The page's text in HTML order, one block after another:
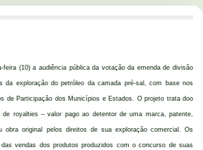
feira (10) a audiência pública da votação da emenda de divisão
da exploração do petróleo da camada pré-sal, com base nos
de Participação dos Municípios e Estados. O projeto trata doo
royalties – valor pago ao detentor de uma marca, patente,
obra original pelos direitos de sua exploração comercial. Os
vendas dos produtos produzidos com o concurso de suas